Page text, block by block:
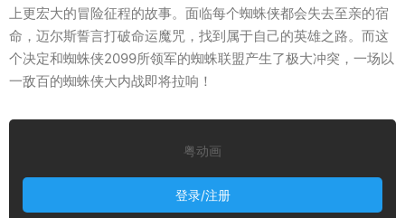
上更宏大的冒险征程的故事。面临每个蜘蛛侠都会失去至亲的宿
命，迈尔斯誓言打破命运魔咒，找到属于自己的英雄之路。而这
个决定和蜘蛛侠2099所领军的蜘蛛联盟产生了极大冲突，一场以
一敌百的蜘蛛侠大内战即将拉响！
粤动画
登录/注册